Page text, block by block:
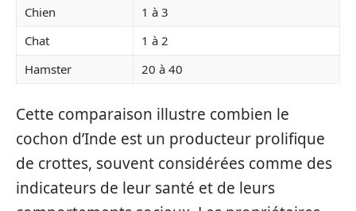
Chien
1 à 3
Chat
1 à 2
Hamster
20 à 40
Cette comparaison illustre combien le
cochon d’Inde est un producteur prolifique
de crottes, souvent considérées comme des
indicateurs de leur santé et de leurs